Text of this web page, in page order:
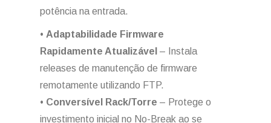
potência na entrada.
• Adaptabilidade Firmware
Rapidamente Atualizável – Instala
releases de manutenção de firmware
remotamente utilizando FTP.
• Conversível Rack/Torre – Protege o
investimento inicial no No-Break ao se